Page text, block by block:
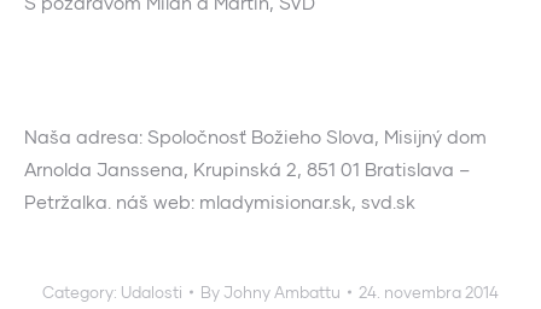
Naša adresa: Spoločnosť Božieho Slova, Misijný dom
Arnolda Janssena, Krupinská 2, 851 01 Bratislava –
Petržalka. náš web: mladymisionar.sk, svd.sk
Category: Udalosti By Johny Ambattu 24. novembra 2014